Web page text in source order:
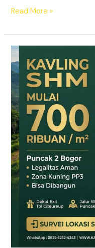
Read More »
HARMONI
PRIME
EAST
BOGOR
–
KAVLING
SHM
LEGAL
DI
PUNCAK
2
BOGOR